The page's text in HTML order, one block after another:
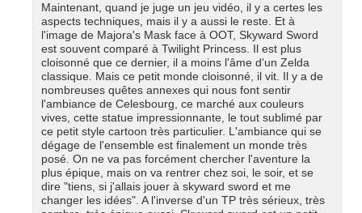
Maintenant, quand je juge un jeu vidéo, il y a certes les
aspects techniques, mais il y a aussi le reste. Et à
l'image de Majora's Mask face à OOT, Skyward Sword
est souvent comparé à Twilight Princess. Il est plus
cloisonné que ce dernier, il a moins l'âme d'un Zelda
classique. Mais ce petit monde cloisonné, il vit. Il y a de
nombreuses quêtes annexes qui nous font sentir
l'ambiance de Celesbourg, ce marché aux couleurs
vives, cette statue impressionnante, le tout sublimé par
ce petit style cartoon très particulier. L'ambiance qui se
dégage de l'ensemble est finalement un monde très
posé. On ne va pas forcément chercher l'aventure la
plus épique, mais on va rentrer chez soi, le soir, et se
dire "tiens, si j'allais jouer à skyward sword et me
changer les idées". A l'inverse d'un TP très sérieux, très